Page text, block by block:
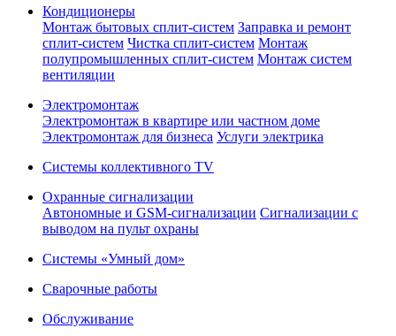
Кондиционеры
Монтаж бытовых сплит-систем Заправка и ремонт
сплит-систем Чистка сплит-систем Монтаж
полупромышленных сплит-систем Монтаж систем
вентиляции
Электромонтаж
Электромонтаж в квартире или частном доме
Электромонтаж для бизнеса Услуги электрика
Системы коллективного TV
Охранные сигнализации
Автономные и GSM-сигнализации Сигнализации с
выводом на пульт охраны
Системы «Умный дом»
Сварочные работы
Обслуживание